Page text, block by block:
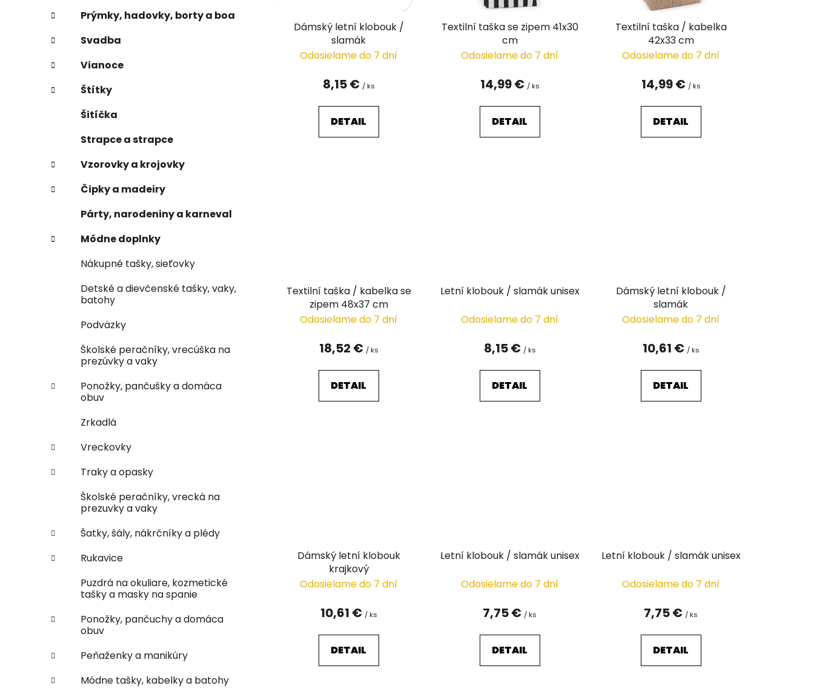
Prýmky, hadovky, borty a boa
Svadba
Vianoce
Štítky
Šitíčka
Strapce a strapce
Vzorovky a krojovky
Čipky a madeiry
Párty, narodeniny a karneval
Módne doplnky
Nákupné tašky, sieťovky
Detské a dievčenské tašky, vaky,
batohy
Podväzky
Školské peračníky, vrecúška na
prezúvky a vaky
Ponožky, pančušky a domáca
obuv
Zrkadlá
Vreckovky
Traky a opasky
Školské peračníky, vrecká na
prezuvky a vaky
Šatky, šály, nákrčníky a plédy
Rukavice
Puzdrá na okuliare, kozmetické
tašky a masky na spanie
Ponožky, pančuchy a domáca
obuv
Peňaženky a manikúry
Módne tašky, kabelky a batohy
Dámský letní klobouk /
slamák
Odosielame do 7 dní
8,15 € / ks
DETAIL
Textilní taška se zipem 41x30
cm
Odosielame do 7 dní
14,99 € / ks
DETAIL
Textilní taška / kabelka
42x33 cm
Odosielame do 7 dní
14,99 € / ks
DETAIL
Textilní taška / kabelka se
zipem 48x37 cm
Odosielame do 7 dní
18,52 € / ks
DETAIL
Letní klobouk / slamák unisex
Odosielame do 7 dní
8,15 € / ks
DETAIL
Dámský letní klobouk /
slamák
Odosielame do 7 dní
10,61 € / ks
DETAIL
Dámský letní klobouk
krajkový
Odosielame do 7 dní
10,61 € / ks
DETAIL
Letní klobouk / slamák unisex
Odosielame do 7 dní
7,75 € / ks
DETAIL
Letní klobouk / slamák unisex
Odosielame do 7 dní
7,75 € / ks
DETAIL